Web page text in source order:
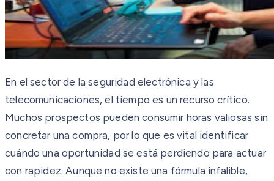
En el sector de la seguridad electrónica y las
telecomunicaciones, el tiempo es un recurso crítico.
Muchos prospectos pueden consumir horas valiosas sin
concretar una compra, por lo que es vital identificar
cuándo una oportunidad se está perdiendo para actuar
con rapidez. Aunque no existe una fórmula infalible,